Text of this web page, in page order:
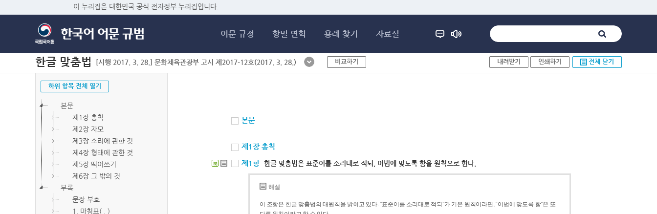
이 누리집은 대한민국 공식 전자정부 누리집입니다.
어문 규정 항별 연혁 용례 찾기 자료실
한글 맞춤법 [시행 2017. 3. 28.] 문화체육관광부 고시 제2017-12호(2017. 3. 28.) 비교하기 내려받기 인쇄하기 전체 닫기
하위 항목 전체 열기
본문
제1장 총칙
제2장 자모
제3장 소리에 관한 것
제4장 형태에 관한 것
제5장 띄어쓰기
제6장 그 밖의 것
부록
문장 부호
1. 마침표( . )
본문
제1장 총칙
북 제1항 한글 맞춤법은 표준어를 소리대로 적되, 어법에 맞도록 함을 원칙으로 한다.
해설
이 조항은 한글 맞춤법의 대원칙을 밝히고 있다. “표준어를 소리대로 적되”가 기본 원칙이라면, “어법에 맞도록 함”은 또